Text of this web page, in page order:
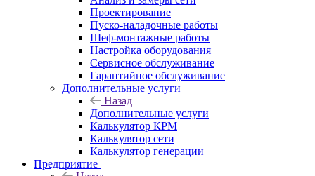
Проектирование
Пуско-наладочные работы
Шеф-монтажные работы
Настройка оборудования
Сервисное обслуживание
Гарантийное обслуживание
Дополнительные услуги
Назад
Дополнительные услуги
Калькулятор КРМ
Калькулятор сети
Калькулятор генерации
Предприятие